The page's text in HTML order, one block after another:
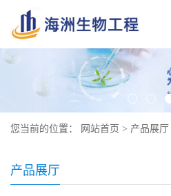
您当前的位置： 网站首页 > 产品展厅
产品展厅